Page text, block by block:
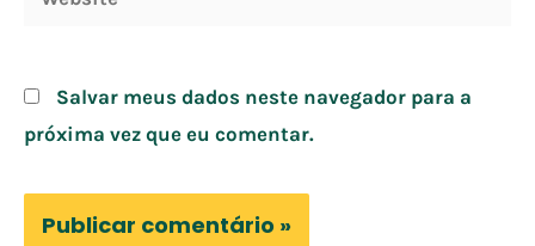
Salvar meus dados neste navegador para a
próxima vez que eu comentar.